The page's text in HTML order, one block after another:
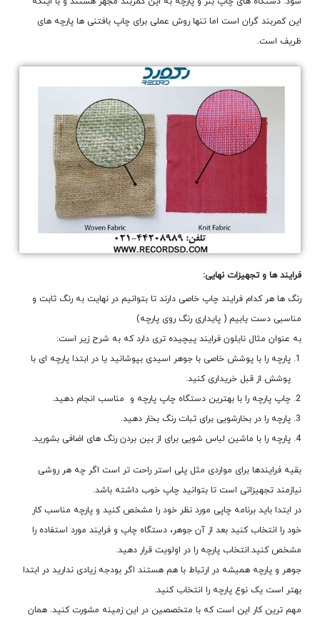
این کمربند گران است اما تنها روش عملی برای چاپ بافتنی ها پارچه های
ظریف است.
فرایند ها و تجهیزات نهایی:
رنگ ها هر کدام فرایند چاپ خاصی دارند تا بتوانیم در نهایت به رنگ ثابت و
مناسبی دست یابیم ( پایداری رنگ روی پارچه)
به عنوان مثال نایلون فرایند پیچیده تری دارد که به شرح زیر است:
پارچه را با پوشش خاصی با جوهر اسیدی بپوشانید یا در ابتدا پارچه ای با
پوشش از قبل خریداری کنید.
چاپ پارچه را با بهترین دستگاه چاپ پارچه و مناسب انجام دهید.
پارچه را در بخارشویی برای ثبات رنگ بخار دهید.
پارچه را با ماشین لباس شویی برای از بین بردن رنگ های اضافی بشورید.
بقیه فرایندها برای مواردی مثل پلی استر راحت تر است اگر چه هر روشی
نیازمند تجهیزاتی است تا بتوانید چاپ خوب داشته باشد.
در ابتدا باید برنامه چاپی مورد نظر خود را مشخص کنید و پارچه مناسب کار
خود را انتخاب کنید بعد از آن جوهر، دستگاه چاپ و فرایند مورد استفاده را
مشخص کنید.انتخاب پارچه را در اولویت قرار دهید.
جوهر و پارچه همیشه در ارتباط با هم هستند اگر بودجه زیادی ندارید در ابتدا
بهتر است یک نوع پارچه را انتخاب کنید.
مهم ترین کار این است که با متخصصین در این زمینه مشورت کنید. همان